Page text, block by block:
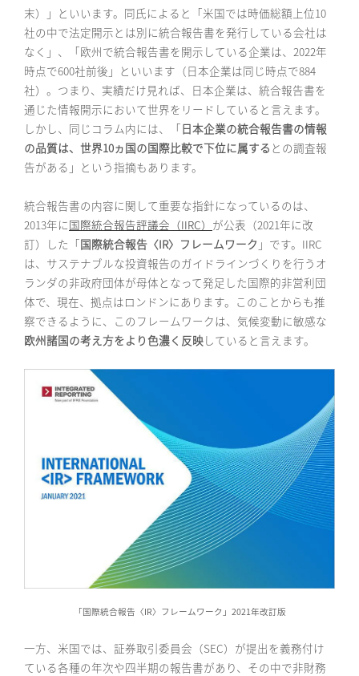
末）」といいます。同氏によると「米国では時価総額上位10
社の中で法定開示とは別に統合報告書を発行している会社は
なく」、「欧州で統合報告書を開示している企業は、2022年
時点で600社前後」といいます（日本企業は同じ時点で884
社）。つまり、実績だけ見れば、日本企業は、統合報告書を
通じた情報開示において世界をリードしていると言えます。
しかし、同じコラム内には、「日本企業の統合報告書の情報
の品質は、世界10ヵ国の国際比較で下位に属する との調査報
告がある」という指摘もあります。
統合報告書の内容に関して重要な指針になっているのは、
2013年に国際統合報告評議会（IIRC） が公表（2021年に改
訂）した「国際統合報告〈IR〉フレームワーク 」です。IIRC
は、サステナブルな投資報告のガイドラインづくりを行うオ
ランダの非政府団体が母体となって発足した国際的非営利団
体で、現在、拠点はロンドンにあります。このことからも推
察できるように、このフレームワークは、気候変動に敏感な
欧州諸国の考え方をより色濃く反映していると言えます。
「国際統合報告〈IR〉フレームワーク」2021年改訂版
一方、米国では、証券取引委員会（SEC）が提出を義務付け
ている各種の年次や四半期の報告書があり、その中で非財務